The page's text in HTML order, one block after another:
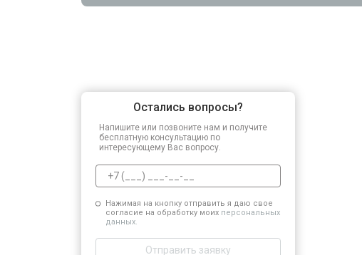
Остались вопросы?
Напишите или позвоните нам и получите
бесплатную консультацию по
интересующему Вас вопросу.
Нажимая на кнопку отправить я даю свое
согласие на обработку моих персональных
данных.
Отправить заявку